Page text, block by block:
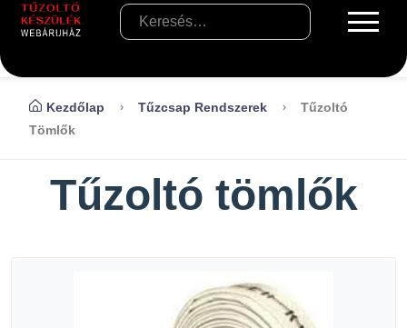
Kezdőlap Tűzcsap Rendszerek
Tűzoltó
Tömlők
Tűzoltó tömlők